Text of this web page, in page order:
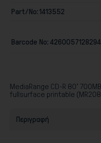
Part/No:1413552
Barcode No: 4260057128294
MediaRange CD-R 80'
fullsurface printable
Περιγραφή